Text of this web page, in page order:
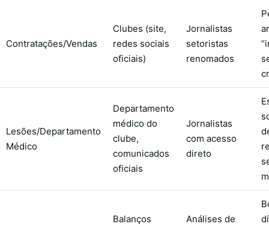
Contratações/Vendas
Clubes (site,
redes sociais
oficiais)
Jornalistas
setoristas
renomados
Lesões/Departamento
Médico
Departamento
médico do
clube,
comunicados
oficiais
Jornalistas
com acesso
direto
Balanços
Análises de